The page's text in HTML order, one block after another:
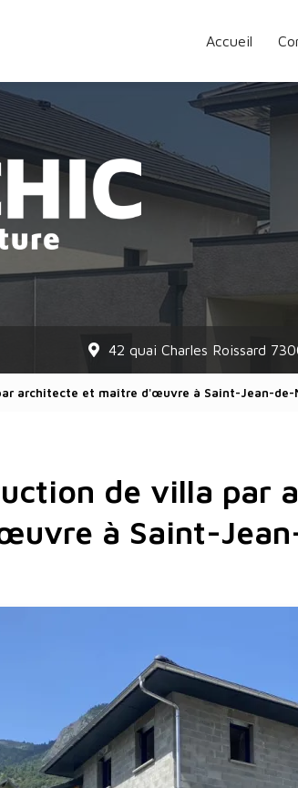
Accueil
42 quai Charles Roissard
architecte et maître d'œuvre à Saint-Jean-de-
de villa par
à Saint-